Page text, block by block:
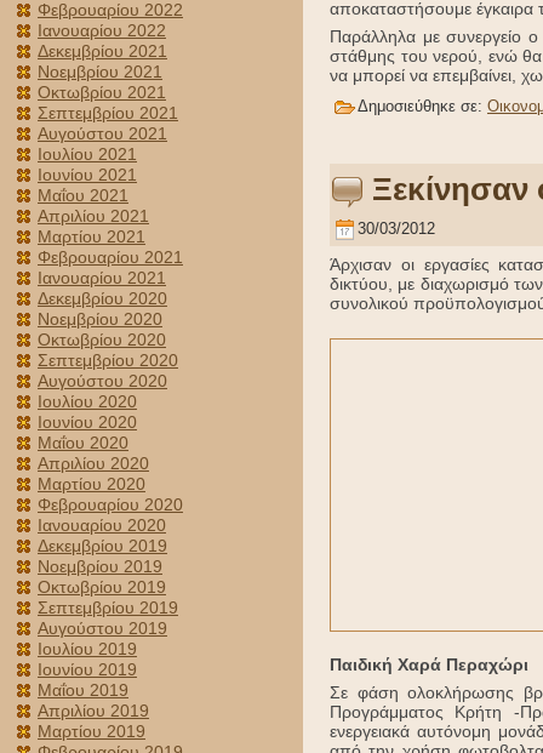
Φεβρουαρίου 2022
Ιανουαρίου 2022
Δεκεμβρίου 2021
Νοεμβρίου 2021
Οκτωβρίου 2021
Σεπτεμβρίου 2021
Αυγούστου 2021
Ιουλίου 2021
Ιουνίου 2021
Μαΐου 2021
Απριλίου 2021
Μαρτίου 2021
Φεβρουαρίου 2021
Ιανουαρίου 2021
Δεκεμβρίου 2020
Νοεμβρίου 2020
Οκτωβρίου 2020
Σεπτεμβρίου 2020
Αυγούστου 2020
Ιουλίου 2020
Ιουνίου 2020
Μαΐου 2020
Απριλίου 2020
Μαρτίου 2020
Φεβρουαρίου 2020
Ιανουαρίου 2020
Δεκεμβρίου 2019
Νοεμβρίου 2019
Οκτωβρίου 2019
Σεπτεμβρίου 2019
Αυγούστου 2019
Ιουλίου 2019
Ιουνίου 2019
Μαΐου 2019
Απριλίου 2019
Μαρτίου 2019
αποκαταστήσουμε έγκαιρα
Παράλληλα με συνεργείο
στάθμης του νερού, ενώ θα
να μπορεί να επεμβαίνει,
Δημοσιεύθηκε σε:
Ξεκίνησαν
30/03/2012
Άρχισαν οι εργασίες
δικτύου, με διαχωρισμό
συνολικού
Παιδική Χαρά Περαχώρι
Σε φάση ολοκλήρωσης
Προγράμματος Κρήτη -
ενεργειακά αυτόνομη